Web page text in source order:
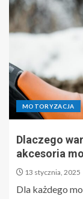
MOTORYZACJA
Dlaczego
akcesoria
13 stycznia, 2025
Dla każdego